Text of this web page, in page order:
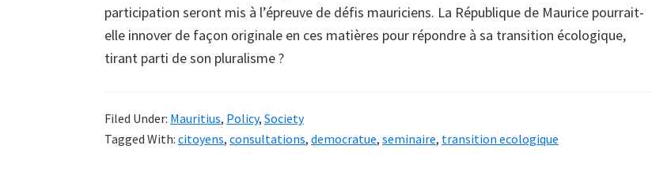
participation seront mis à l’épreuve de défis mauriciens. La République de Maurice pourrait-
elle innover de façon originale en ces matières pour répondre à sa transition écologique,
tirant parti de son pluralisme ?
Filed Under: Mauritius, Policy, Society
Tagged With: citoyens, consultations, democratue, seminaire, transition ecologique